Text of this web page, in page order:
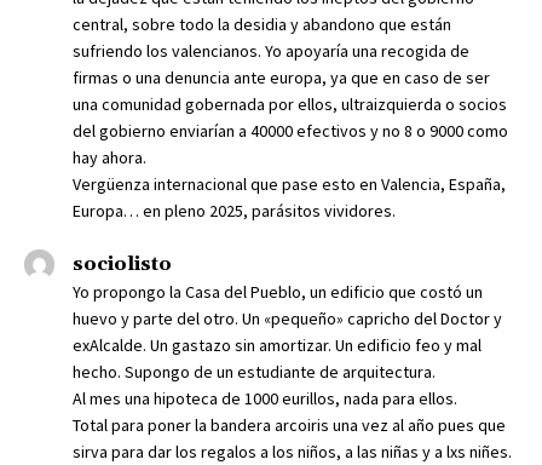
central, sobre todo la desidia y abandono que están
sufriendo los valencianos. Yo apoyaría una recogida de
firmas o una denuncia ante europa, ya que en caso de ser
una comunidad gobernada por ellos, ultraizquierda o socios
del gobierno enviarían a 40000 efectivos y no 8 o 9000 como
hay ahora.
Vergüenza internacional que pase esto en Valencia, España,
Europa… en pleno 2025, parásitos vividores.
sociolisto
Yo propongo la Casa del Pueblo, un edificio que costó un
huevo y parte del otro. Un «pequeño» capricho del Doctor y
exAlcalde. Un gastazo sin amortizar. Un edificio feo y mal
hecho. Supongo de un estudiante de arquitectura.
Al mes una hipoteca de 1000 eurillos, nada para ellos.
Total para poner la bandera arcoiris una vez al año pues que
sirva para dar los regalos a los niños, a las niñas y a lxs niñes.